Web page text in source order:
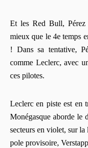
Et les Red Bull, Pérez
mieux que le 4e temps
! Dans sa tentative,
comme Leclerc, avec
ces pilotes.
Leclerc en piste est en
Monégasque aborde le
secteurs en violet, sur
pole provisoire,